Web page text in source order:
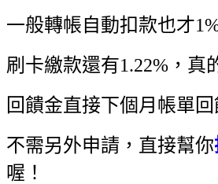
一般轉帳自動扣款也才
刷卡繳款還有1.22%，真
回饋金直接下個月帳單
不需另外申請，直接幫你
喔！